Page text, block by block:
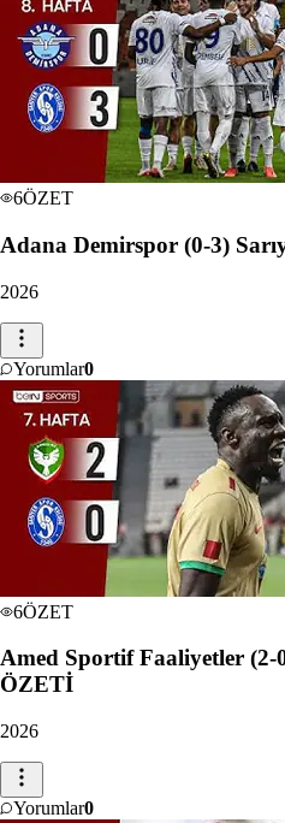
6ÖZET
Adana Demirspor (0-3)
2026
Yorumlar0
6ÖZET
Amed Sportif Faaliyetler (2-
ÖZETİ
2026
Yorumlar0